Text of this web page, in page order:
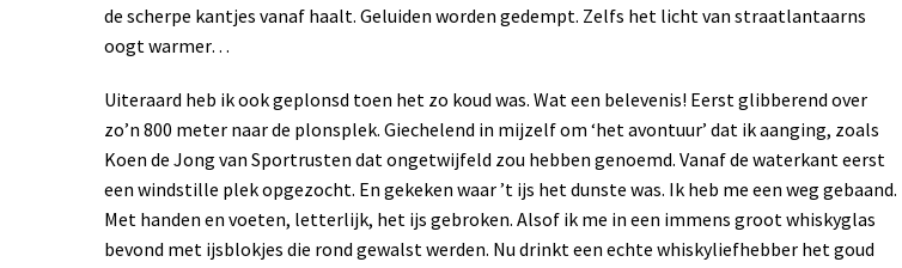
de scherpe kantjes vanaf haalt. Geluiden worden gedempt. Zelfs het licht van straatlantaarns
oogt warmer…
Uiteraard heb ik ook geplonsd toen het zo koud was. Wat een belevenis! Eerst glibberend over
zo’n 800 meter naar de plonsplek. Giechelend in mijzelf om ‘het avontuur’ dat ik aanging, zoals
Koen de Jong van Sportrusten dat ongetwijfeld zou hebben genoemd. Vanaf de waterkant eerst
een windstille plek opgezocht. En gekeken waar ’t ijs het dunste was. Ik heb me een weg gebaand.
Met handen en voeten, letterlijk, het ijs gebroken. Alsof ik me in een immens groot whiskyglas
bevond met ijsblokjes die rond gewalst werden. Nu drinkt een echte whiskyliefhebber het goud